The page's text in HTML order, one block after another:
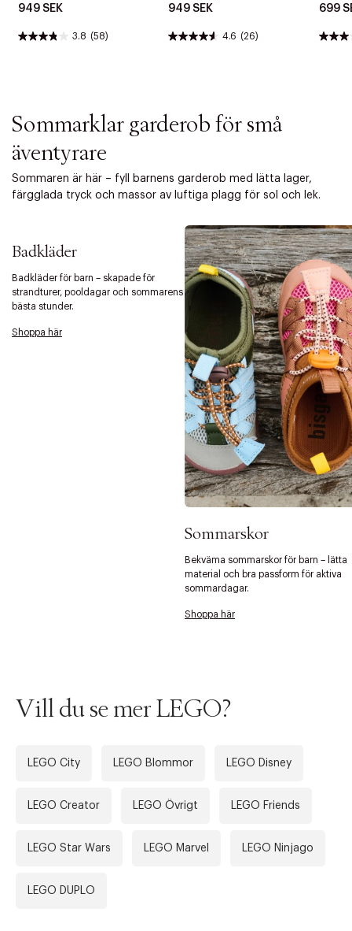
949 SEK
3.8 (58)
949 SEK
4.6 (26)
699
Sommarklar garderob för små
äventyrare
Sommaren är här – fyll barnens garderob med lätta lager,
färgglada tryck och massor av luftiga plagg för sol och lek.
Badkläder
Badkläder för barn – skapade för
strandturer, pooldagar och sommarens
bästa stunder.
Shoppa här
Sommarskor
Bekväma sommarskor för barn – lätta
material och bra passform för aktiva
sommardagar.
Shoppa här
Vill du se mer LEGO?
LEGO City LEGO Blommor LEGO Disney
LEGO Creator LEGO Övrigt LEGO Friends
LEGO Star Wars LEGO Marvel LEGO Ninjago
LEGO DUPLO